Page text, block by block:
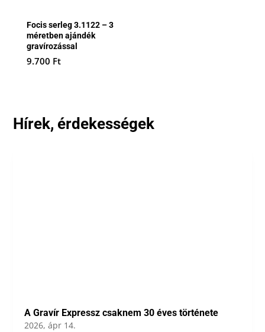
Focis serleg 3.1122 – 3
méretben ajándék
gravírozással
9.700 Ft
Hírek, érdekességek
A Gravír Expressz csaknem 30 éves története
2026, ápr 14.